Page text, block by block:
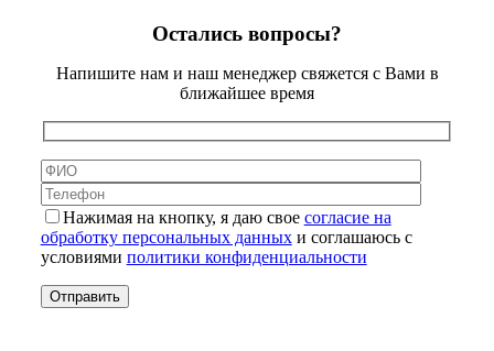
Остались вопросы?
Напишите нам и наш менеджер свяжется с Вами в
ближайшее время
Нажимая на кнопку, я даю свое согласие на
обработку персональных данныхи соглашаюсь с
условиями политики конфиденциальности